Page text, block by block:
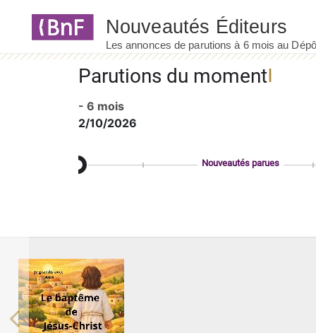
Parutions du moment
- 6 mois
2/10/2026
Nouveautés parues
Previous